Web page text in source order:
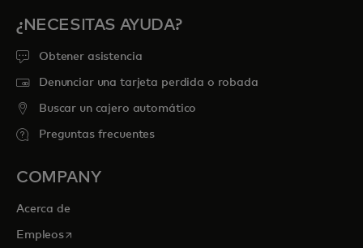
¿NECESITAS AYUDA?
Obtener asistencia
Denunciar una tarjeta perdida o robada
Buscar un cajero automático
Preguntas frecuentes
COMPANY
Acerca de
Empleosse abre en una pestaña nueva